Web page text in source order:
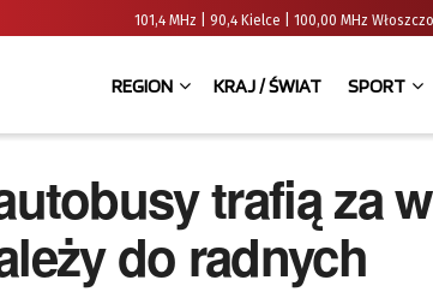
101,4 MHz | 90,4 Kielce | 100,00 MHz
REGION KRAJ / ŚWIAT SPORT
trafią za
do radnych